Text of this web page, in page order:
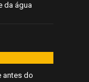
da água
antes do